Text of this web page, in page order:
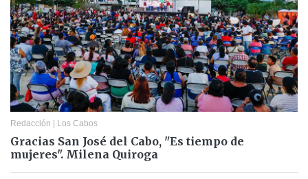
Redacción Los Cabos
Gracias San José del Cabo, "Es tiempo de
mujeres". Milena Quiroga